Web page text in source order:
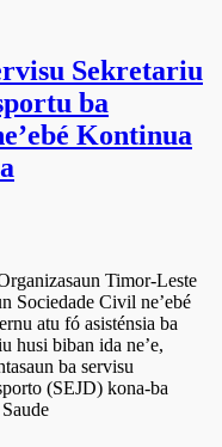
Sekretariu
ba
Kontinua
Timor-Leste
Sociedade Civil ne’ebé
atu fó asisténsia ba
husi biban ida ne’e,
ba servisu
(SEJD) kona-ba